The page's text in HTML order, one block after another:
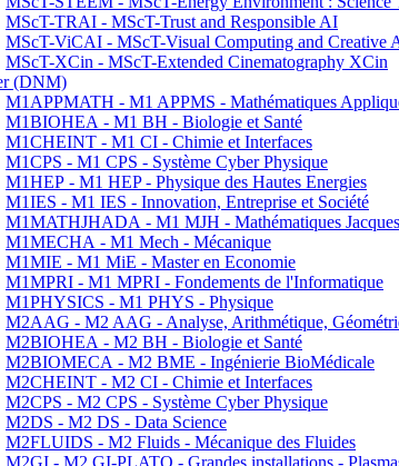
MScT-TRAI - MScT-Trust and Responsible AI
MScT-ViCAI - MScT-Visual Computing and Creative
MScT-XCin - MScT-Extended Cinematography XCin
(DNM)
M1APPMATH - M1 APPMS - Mathématiques
M1BIOHEA - M1 BH - Biologie et Santé
M1CHEINT - M1 CI - Chimie et Interfaces
M1CPS - M1 CPS - Système Cyber Physique
M1HEP - M1 HEP - Physique des Hautes Energies
M1IES - M1 IES - Innovation, Entreprise et Société
M1MATHJHADA - M1 MJH - Mathématiques
M1MECHA - M1 Mech - Mécanique
M1MIE - M1 MiE - Master en Economie
M1MPRI - M1 MPRI - Fondements de l'Informatique
M1PHYSICS - M1 PHYS - Physique
M2AAG - M2 AAG - Analyse, Arithmétique,
M2BIOHEA - M2 BH - Biologie et Santé
M2BIOMECA - M2 BME - Ingénierie BioMédicale
M2CHEINT - M2 CI - Chimie et Interfaces
M2CPS - M2 CPS - Système Cyber Physique
M2DS - M2 DS - Data Science
M2FLUIDS - M2 Fluids - Mécanique des Fluides
M2GI - M2 GI-PLATO - Grandes installations -